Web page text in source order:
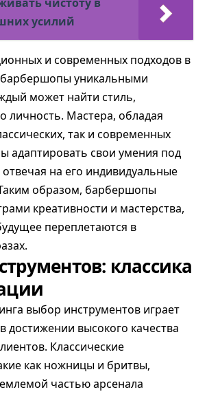
усилий
и современных подходов в
барбершопы уникальными
может найти стиль,
личность. Мастера, обладая
так и современных
адаптировать свои умения под
отвечая на его индивидуальные
образом, барбершопы
креативности и мастерства,
переплетаются в
классика
выбор инструментов играет
достижении высокого качества
Классические
как ножницы и бритвы,
частью арсенала